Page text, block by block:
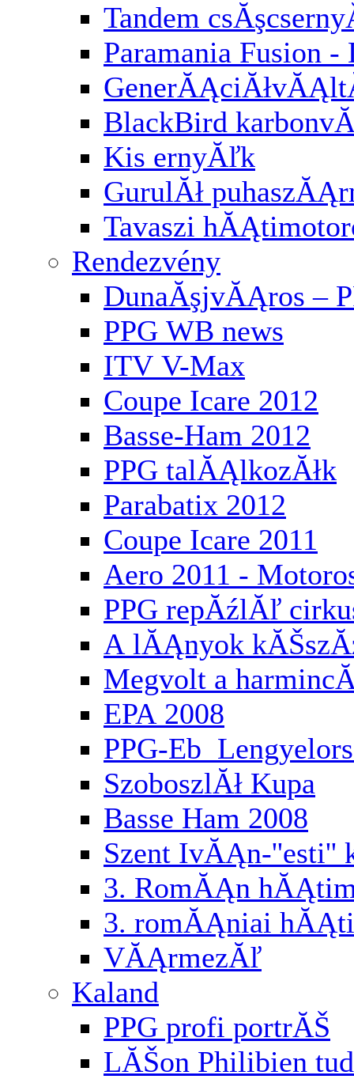
Tandem
Paramania Fusion
BlackBird
Kis ernyĂľk
GurulĂł
Tavaszi
Rendezvény
DunaĂşjvĂĄros –
PPG WB news
ITV V-Max
Coupe Icare 2012
Basse-Ham 2012
PPG talĂĄlkozĂłk
Parabatix 2012
Coupe Icare 2011
Aero 2011 -
PPG repĂźlĂľ
A lĂĄnyok
Megvolt a
EPA 2008
PPG-Eb
SzoboszlĂł Kupa
Basse Ham 2008
Szent IvĂĄn-
3. RomĂĄn
3. romĂĄniai
VĂĄrmezĂľ
Kaland
PPG profi portrĂŠ
LĂŠon Philibien